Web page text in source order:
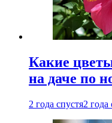
Какие
на даче по
2 года спустя2 года